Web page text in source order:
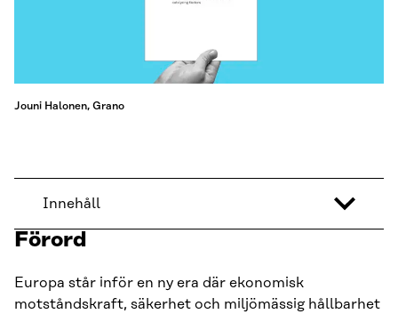
Jouni Halonen, Grano
Innehåll
Förord
Europa står inför en ny era där ekonomisk
motståndskraft, säkerhet och miljömässig hållbarhet